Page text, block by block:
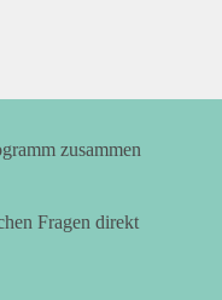
zusammen
Fragen direkt